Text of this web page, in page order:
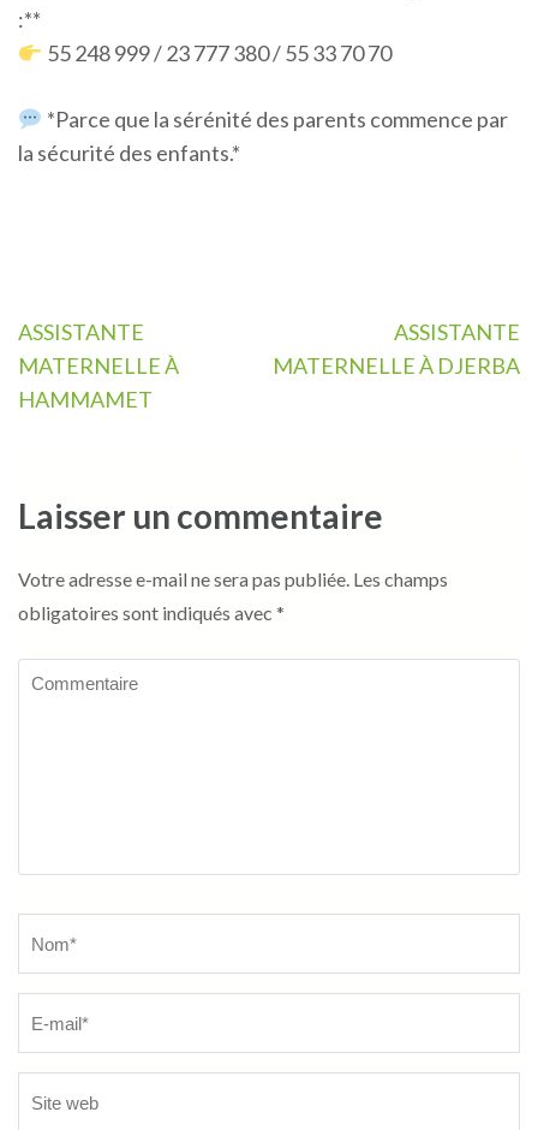
:**
55 248 999 / 23 777 380 / 55 33 70 70
*Parce que la sérénité des parents commence par
la sécurité des enfants.*
Navigation
de
l’article
ASSISTANTE
MATERNELLE À
HAMMAMET
ASSISTANTE
MATERNELLE À DJERBA
Laisser un commentaire
Votre adresse e-mail ne sera pas publiée. Les champs
obligatoires sont indiqués avec *
Commentaire